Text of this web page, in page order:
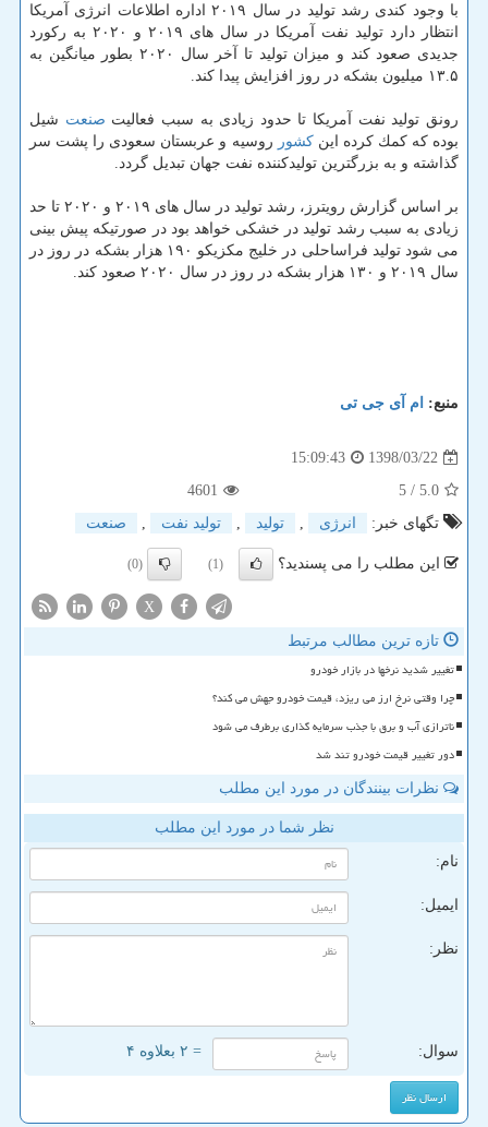
با وجود كندی رشد تولید در سال ۲۰۱۹ اداره اطلاعات انرژی آمریكا
انتظار دارد تولید نفت آمریكا در سال های ۲۰۱۹ و ۲۰۲۰ به ركورد
جدیدی صعود كند و میزان تولید تا آخر سال ۲۰۲۰ بطور میانگین به
۱۳.۵ میلیون بشكه در روز افزایش پیدا كند.
رونق تولید نفت آمریكا تا حدود زیادی به سبب فعالیت صنعت شیل
بوده كه كمك كرده اینكشور روسیه و عربستان سعودی را پشت سر
گذاشته و به بزرگترین تولیدكننده نفت جهان تبدیل گردد.
بر اساس گزارش رویترز، رشد تولید در سال های ۲۰۱۹ و ۲۰۲۰ تا حد
زیادی به سبب رشد تولید در خشكی خواهد بود در صورتیكه پیش بینی
می شود تولید فراساحلی در خلیج مكزیكو ۱۹۰ هزار بشكه در روز در
سال ۲۰۱۹ و ۱۳۰ هزار بشكه در روز در سال ۲۰۲۰ صعود كند.
منبع: ام آی جی تی
1398/03/22
15:09:43
5.0
/ 5
4601
تگهای خبر:
انرژی , تولید , تولید نفت , صنعت
این مطلب را می پسندید؟ (1)
(0)
X
تازه ترین مطالب مرتبط
تغییر شدید نرخها در بازار خودرو
چرا وقتی نرخ ارز می ریزد، قیمت خودرو جهش می کند؟
ناترازی آب و برق با جذب سرمایه گذاری برطرف می شود
دور تغییر قیمت خودرو تند شد
نظرات بینندگان در مورد این مطلب
نظر شما در مورد این مطلب
نام:
ایمیل:
نظر:
سوال: = ۲ بعلاوه ۴